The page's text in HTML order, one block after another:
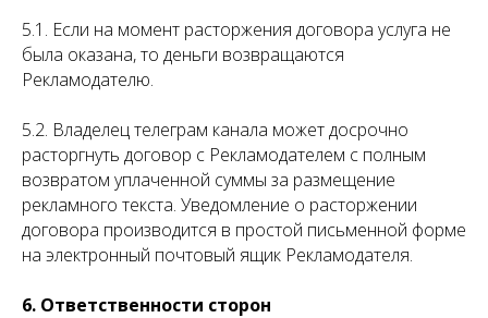
5.1. Если на момент расторжения договора услуга не
была оказана, то деньги возвращаются
Рекламодателю.
5.2. Владелец телеграм канала может досрочно
расторгнуть договор с Рекламодателем с полным
возвратом уплаченной суммы за размещение
рекламного текста. Уведомление о расторжении
договора производится в простой письменной форме
на электронный почтовый ящик Рекламодателя.
6. Ответственности сторон